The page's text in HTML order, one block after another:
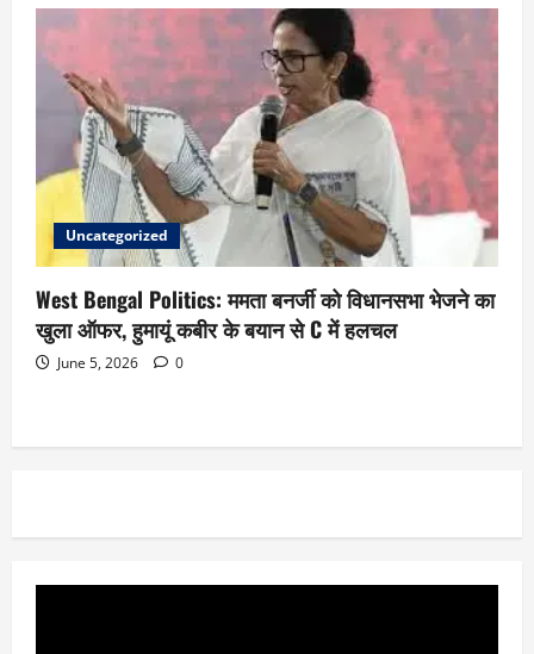
Uncategorized
West Bengal Politics: ममता बनर्जी को विधानसभा भेजने का
खुला ऑफर, हुमायूं कबीर के बयान से C में हलचल
June 5, 2026 0